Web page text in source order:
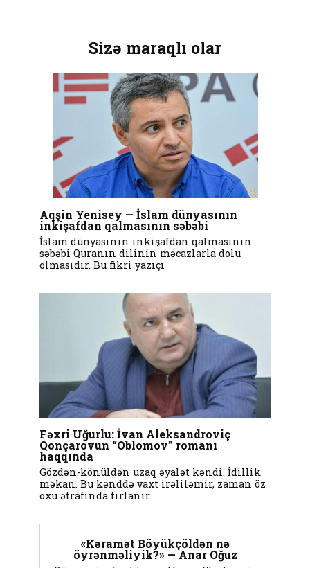
Sizə maraqlı olar
Aqşin Yenisey — İslam dünyasının
inkişafdan qalmasının səbəbi
İslam dünyasının inkişafdan qalmasının
səbəbi Quranın dilinin məcazlarla dolu
olmasıdır. Bu fikri yazıçı
Fəxri Uğurlu: İvan Aleksandroviç
Qonçarovun “Oblomov” romanı
haqqında
Gözdən-könüldən uzaq əyalət kəndi. İdillik
məkan. Bu kənddə vaxt irəliləmir, zaman öz
oxu ətrafında fırlanır.
«Kəramət Böyükçöldən nə
öyrənməliyik?» — Anar Oğuz